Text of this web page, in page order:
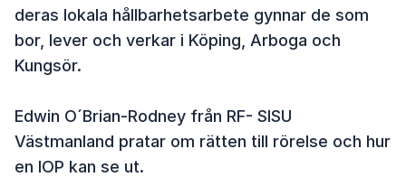
deras lokala hållbarhetsarbete gynnar de som
bor, lever och verkar i Köping, Arboga och
Kungsör.
Edwin O´Brian-Rodney från RF- SISU
Västmanland pratar om rätten till rörelse och hur
en IOP kan se ut.